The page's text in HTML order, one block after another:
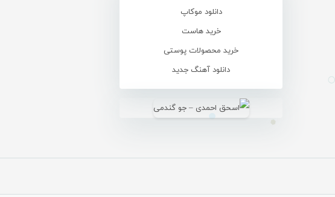
دانلود موکاپ
خرید هاست
خرید محصولات پوستی
دانلود آهنگ جدید